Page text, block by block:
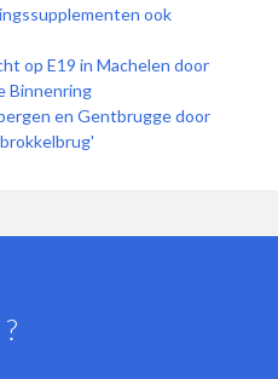
ook
op E19 in Machelen door
Binnenring
en Gentbrugge door